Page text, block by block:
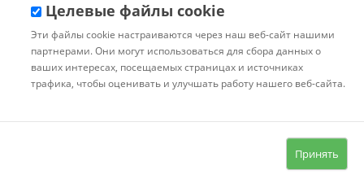
Целевые файлы cookie
Эти файлы cookie настраиваются через наш веб-сайт нашими
партнерами. Они могут использоваться для сбора данных о
ваших интересах, посещаемых страницах и источниках
трафика, чтобы оценивать и улучшать работу нашего веб-сайта.
Принять